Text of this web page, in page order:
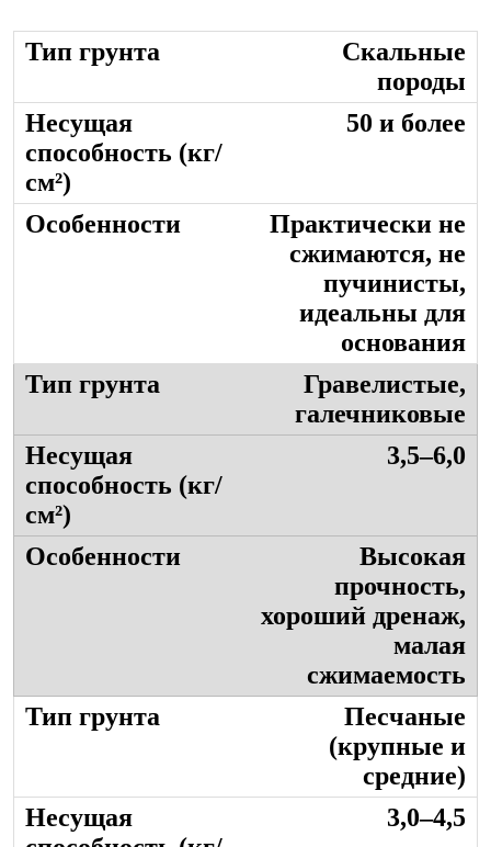
Скальные
породы
50 и более
Практически не
сжимаются, не
пучинисты,
идеальны для
основания
Гравелистые,
галечниковые
3,5–6,0
Высокая
прочность,
хороший дренаж,
малая
сжимаемость
Песчаные
(крупные и
средние)
3,0–4,5